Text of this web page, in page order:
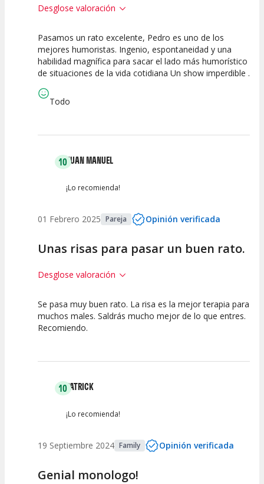
Desglose valoración
10
Calidad del
Espectáculo
10
Puesta en
Escena
10
Interpretación
artística
Pasamos un rato excelente, Pedro es uno de los
mejores humoristas. Ingenio, espontaneidad y una
habilidad magnífica para sacar el lado más humorístico
de situaciones de la vida cotidiana Un show imperdible .
Todo
10JUAN MANUEL
¡Lo recomienda!
01 Febrero 2025 Pareja Opinión verificada
Unas risas para pasar un buen rato.
Desglose valoración
10
Calidad del
10 10
Se pasa muy buen rato. La risa es la mejor terapia para
muchos males. Saldrás mucho mejor de lo que entres.
Recomiendo.
10PATRICK
¡Lo recomienda!
19 Septiembre 2024 Family Opinión verificada
Genial monologo!